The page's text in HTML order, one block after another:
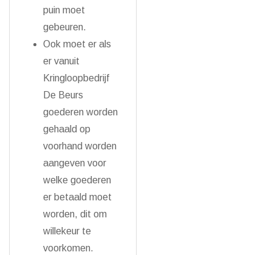
puin moet
gebeuren.
Ook moet er als
er vanuit
Kringloopbedrijf
De Beurs
goederen worden
gehaald op
voorhand worden
aangeven voor
welke goederen
er betaald moet
worden, dit om
willekeur te
voorkomen.